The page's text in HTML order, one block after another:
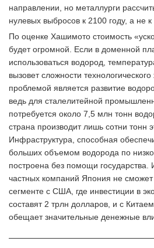
направлении, но металлурги
нулевых выбросов к 2100 году, а не к
По оценке Хашимото стоимость
будет огромной. Если в доменной
использоваться водород,
вызовет сложности
проблемой является развитие
ведь для сталелитейной
потребуется около 7,5 млн тонн
страна производит лишь сотни тонн
Инфраструктура, способная
больших объемом водорода по
построена без помощи государства.
частных компаний Япония не сможет
сегменте с США, где инвестиции в
составят 2 трлн долларов, и с
обещает значительные денежные